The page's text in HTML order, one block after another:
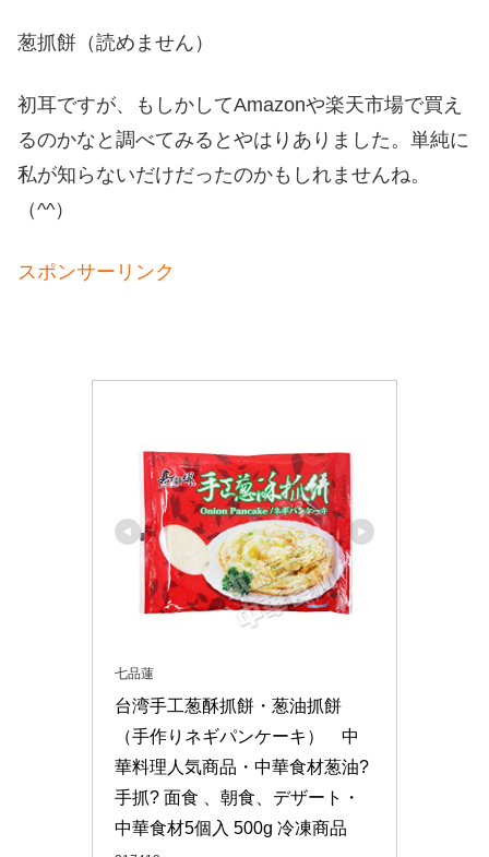
葱抓餅（読めません）
初耳ですが、もしかしてAmazonや楽天市場で買え
るのかなと調べてみるとやはりありました。単純に
私が知らないだけだったのかもしれませんね。
（^^）
スポンサーリンク
七品蓮
台湾手工葱酥抓餅・葱油抓餅
（手作りネギパンケーキ）　中
華料理人気商品・中華食材葱油?
手抓? 面食 、朝食、デザート・
中華食材5個入 500g 冷凍商品